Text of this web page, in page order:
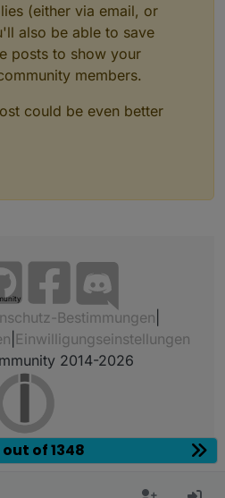
(either via email, or
also be able to save
posts to show your
members.
could be even better
Bestimmungen
Einwilligungseinstellungen
2014-2026
out of 1348